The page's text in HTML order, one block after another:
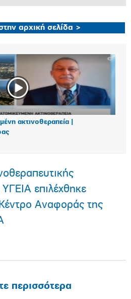
αρχική σελίδα >
ακτινοθεραπεία |
επιλέχθηκε
Αναφοράς της
περισσότερα